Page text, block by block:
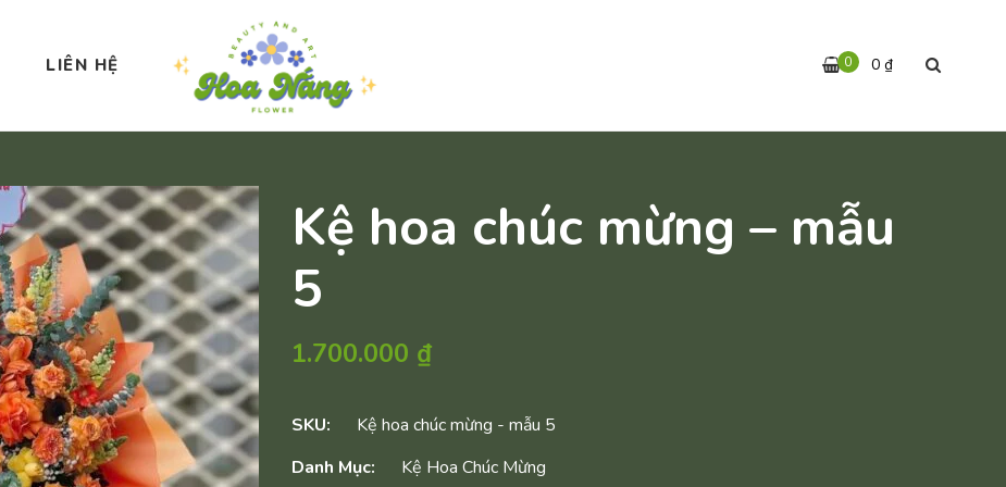
LIÊN HỆ 0 0 ₫
Kệ hoa chúc mừng – mẫu
5
1.700.000 ₫
SKU:
Kệ hoa chúc mừng - mẫu 5
Danh Mục:
Kệ Hoa Chúc Mừng